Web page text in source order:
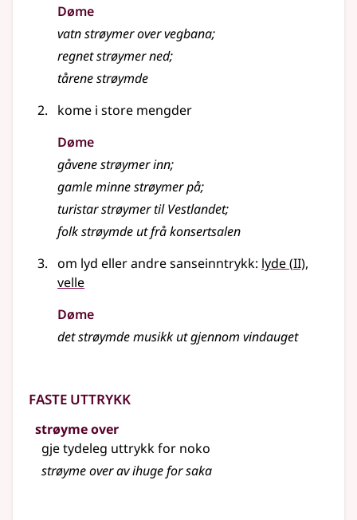
Døme
vatn strøymer over vegbana;
regnetstrøymerned;
tårene strøymde
kome i store mengder
Døme
gåvenestrøymerinn;
gamle minnestrøymerpå;
turistar strøymer til Vestlandet;
folk strøymde ut frå konsertsalen
om lyd eller andre sanseinntrykk: lyde(2
II),
velle
Døme
det strøymde musikk ut gjennom vindauget
Faste uttrykk
strøyme over
gje tydeleg uttrykk for noko
strøymeover av ihuge for saka